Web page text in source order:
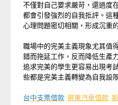
不僅對自己要求嚴苛，還過度
都會引發強烈的自我批評。這
心理問題密切相關，形成沉重
職場中的完美主義現象尤其值
錯而拖延工作，反而降低生產
追求完美的學生更容易出現考
些都是完美主義轉變為自我設
台中支票借款 屏東汽車借款